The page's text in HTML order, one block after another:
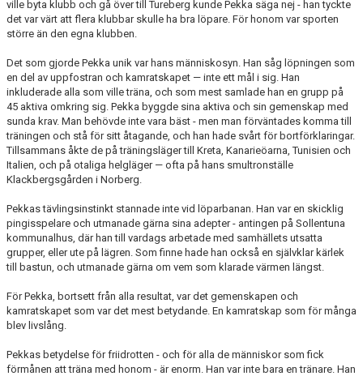
ville byta klubb och gå över till Tureberg kunde Pekka säga nej - han tyckte
det var värt att flera klubbar skulle ha bra löpare. För honom var sporten
större än den egna klubben.
Det som gjorde Pekka unik var hans människosyn. Han såg löpningen som
en del av uppfostran och kamratskapet — inte ett mål i sig. Han
inkluderade alla som ville träna, och som mest samlade han en grupp på
45 aktiva omkring sig. Pekka byggde sina aktiva och sin gemenskap med
sunda krav. Man behövde inte vara bäst - men man förväntades komma till
träningen och stå för sitt åtagande, och han hade svårt för bortförklaringar.
Tillsammans åkte de på träningsläger till Kreta, Kanarieöarna, Tunisien och
Italien, och på otaliga helgläger — ofta på hans smultronställe
Klackbergsgården i Norberg.
Pekkas tävlingsinstinkt stannade inte vid löparbanan. Han var en skicklig
pingisspelare och utmanade gärna sina adepter - antingen på Sollentuna
kommunalhus, där han till vardags arbetade med samhällets utsatta
grupper, eller ute på lägren. Som finne hade han också en självklar kärlek
till bastun, och utmanade gärna om vem som klarade värmen längst.
För Pekka, bortsett från alla resultat, var det gemenskapen och
kamratskapet som var det mest betydande. En kamratskap som för många
blev livslång.
Pekkas betydelse för friidrotten - och för alla de människor som fick
förmånen att träna med honom - är enorm. Han var inte bara en tränare. Han